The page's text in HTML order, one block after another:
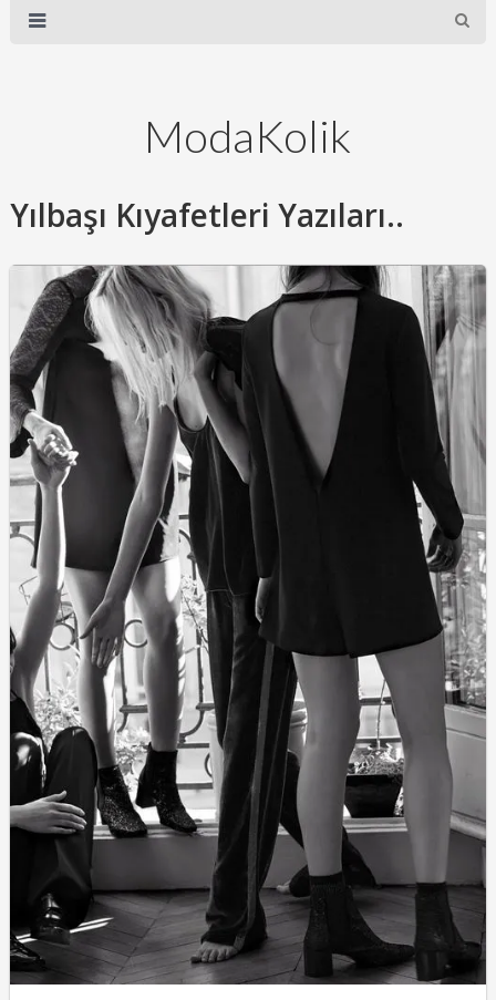
ModaKolik
Yılbaşı Kıyafetleri Yazıları..